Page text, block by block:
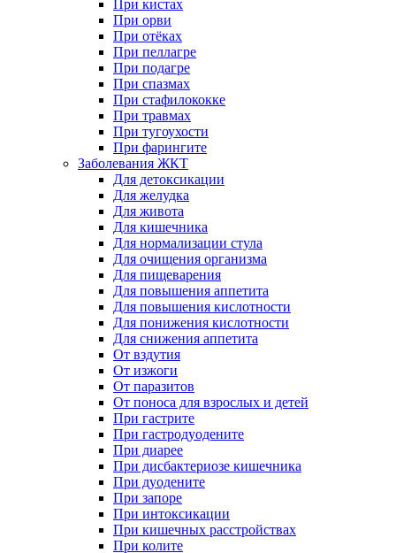
При кистах
При орви
При отёках
При пеллагре
При подагре
При спазмах
При стафилококке
При травмах
При тугоухости
При фарингите
Заболевания ЖКТ
Для детоксикации
Для желудка
Для живота
Для кишечника
Для нормализации стула
Для очищения организма
Для пищеварения
Для повышения аппетита
Для повышения кислотности
Для понижения кислотности
Для снижения аппетита
От вздутия
От изжоги
От паразитов
От поноса для взрослых и детей
При гастрите
При гастродуодените
При диарее
При дисбактериозе кишечника
При дуодените
При запоре
При интоксикации
При кишечных расстройствах
При колите